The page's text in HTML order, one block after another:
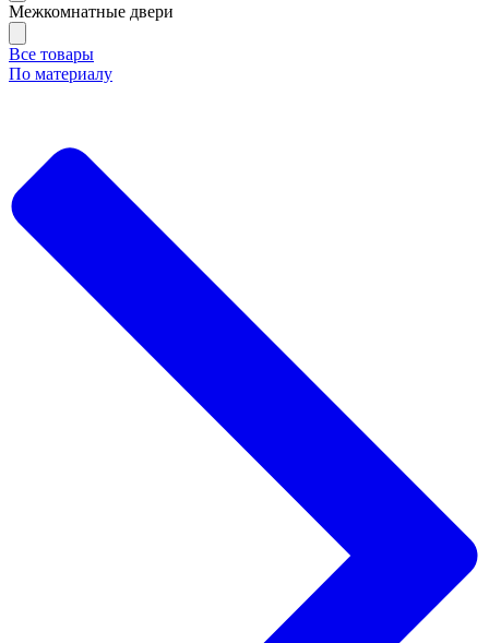
Межкомнатные двери
Все товары
По материалу